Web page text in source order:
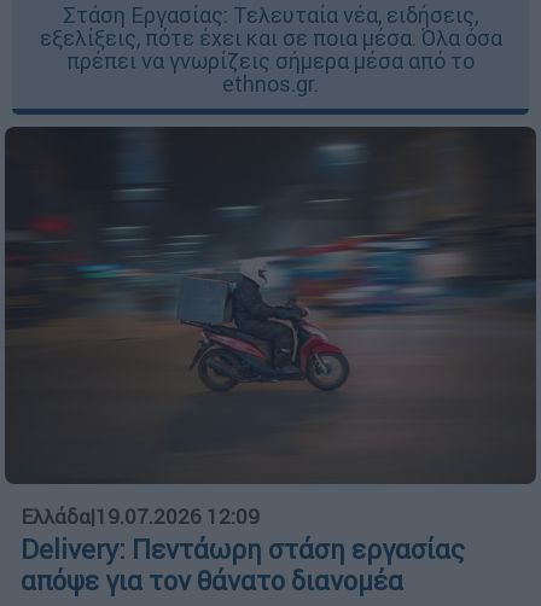
Στάση Εργασίας: Τελευταία νέα, ειδήσεις,
εξελίξεις, πότε έχει και σε ποια μέσα. Όλα όσα
πρέπει να γνωρίζεις σήμερα μέσα από το
ethnos.gr.
Ελλάδα|19.07.2026 12:09
Delivery: Πεντάωρη στάση εργασίας
απόψε για τον θάνατο διανομέα